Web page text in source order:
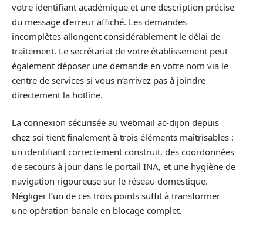
votre identifiant académique et une description précise
du message d’erreur affiché. Les demandes
incomplètes allongent considérablement le délai de
traitement. Le secrétariat de votre établissement peut
également déposer une demande en votre nom via le
centre de services si vous n’arrivez pas à joindre
directement la hotline.
La connexion sécurisée au webmail ac-dijon depuis
chez soi tient finalement à trois éléments maîtrisables :
un identifiant correctement construit, des coordonnées
de secours à jour dans le portail INA, et une hygiène de
navigation rigoureuse sur le réseau domestique.
Négliger l’un de ces trois points suffit à transformer
une opération banale en blocage complet.